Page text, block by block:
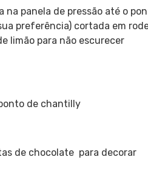
panela de pressão até o
preferência) cortada em
limão para não escurecer
de chantilly
de chocolate para decorar